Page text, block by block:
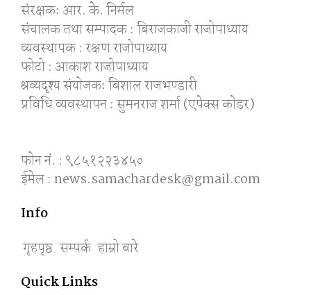
संरक्षकः आर. के. निर्मल
संचालक तथा सम्पादक : बिराजकाजी राजोपाध्याय
व्यवस्थापक : रक्षण राजोपाध्याय
फोटो : आकाश राजोपाध्याय
श्रव्यदृश्य संयोजकः बिशाल राजभण्डारी
प्रविधि व्यवस्थापन : सुमनराज शर्मा (एपेक्स काेडर)
फोन नं. : ९८५१२२३४५०
ईमेल : news.samachardesk@gmail.com
Info
गृहपृष्ठ सम्पर्क हाम्रो बारे
Quick Links